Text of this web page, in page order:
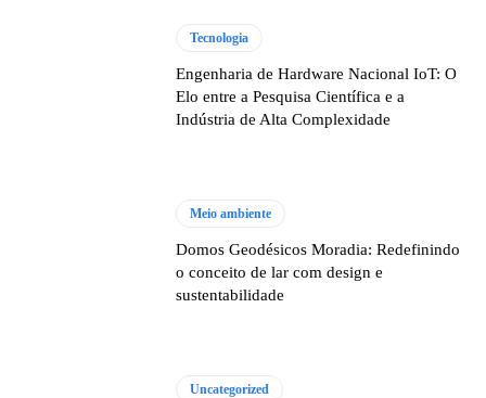
Tecnologia
Engenharia de Hardware Nacional IoT: O
Elo entre a Pesquisa Científica e a
Indústria de Alta Complexidade
Meio ambiente
Domos Geodésicos Moradia: Redefinindo
o conceito de lar com design e
sustentabilidade
Uncategorized